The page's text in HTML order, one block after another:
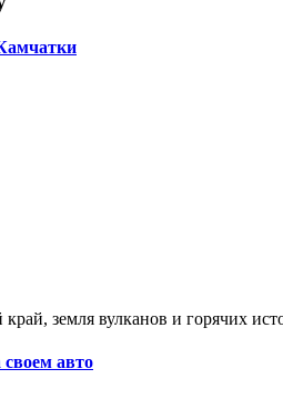
земля вулканов и горячих
авто